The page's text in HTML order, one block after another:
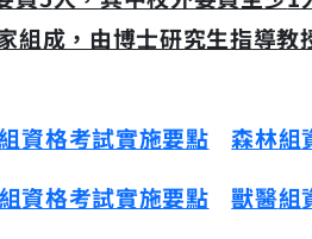
組成，由博士研究生指導
資格考試實施要點 森林組
組資格考試實施要點 獸醫組